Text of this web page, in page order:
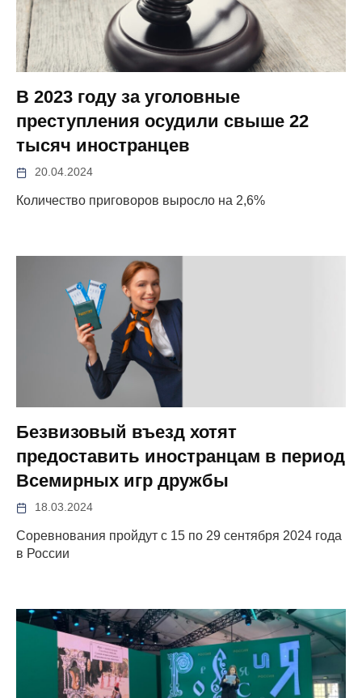
В 2023 году за уголовные
преступления осудили свыше 22
тысяч иностранцев
20.04.2024
Количество приговоров выросло на 2,6%
Безвизовый въезд хотят
предоставить иностранцам в период
Всемирных игр дружбы
18.03.2024
Соревнования пройдут с 15 по 29 сентября 2024 года
в России